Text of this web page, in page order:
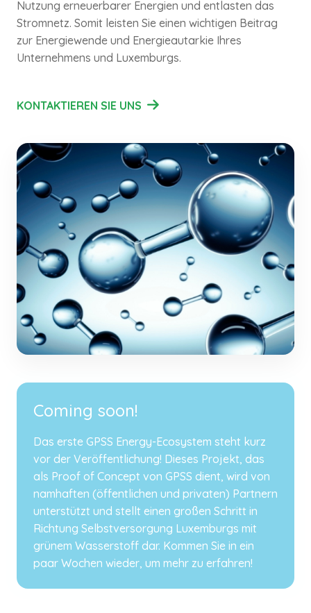
Nutzung erneuerbarer Energien und entlasten das
Stromnetz. Somit leisten Sie einen wichtigen Beitrag
zur Energiewende und Energieautarkie Ihres
Unternehmens und Luxemburgs.
KONTAKTIEREN SIE UNS
Coming soon!
Das erste GPSS Energy-Ecosystem steht kurz
vor der Veröffentlichung! Dieses Projekt, das
als Proof of Concept von GPSS dient, wird von
namhaften (öffentlichen und privaten) Partnern
unterstützt und stellt einen großen Schritt in
Richtung Selbstversorgung Luxemburgs mit
grünem Wasserstoff dar. Kommen Sie in ein
paar Wochen wieder, um mehr zu erfahren!